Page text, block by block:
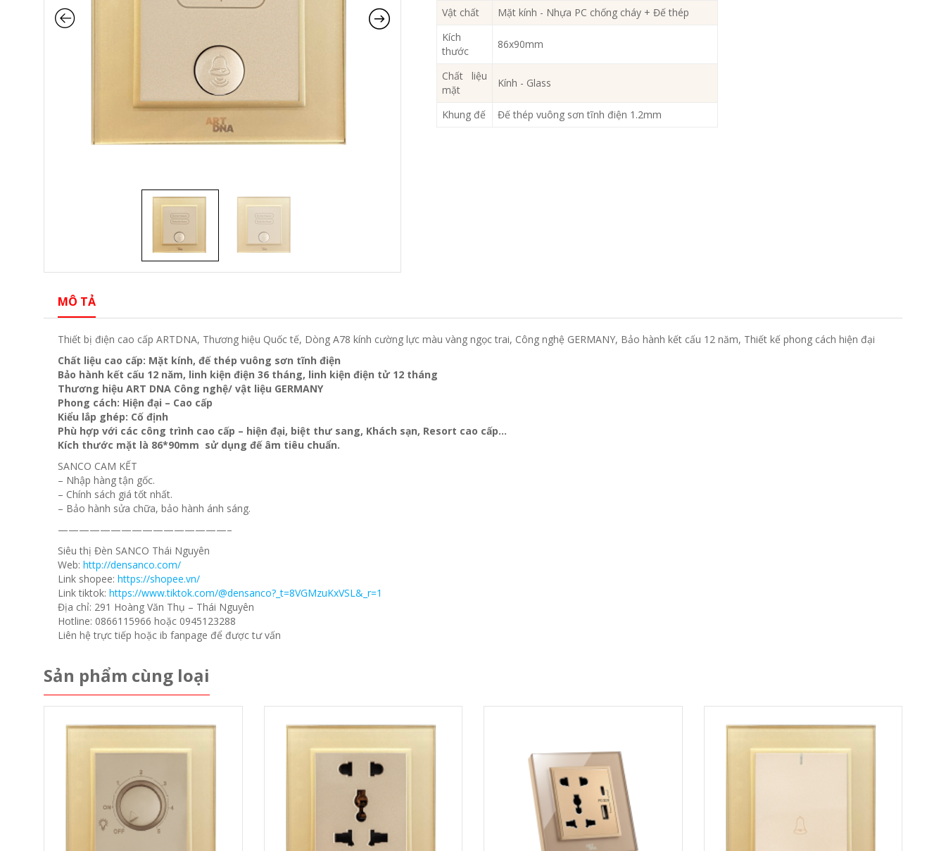
Vật chất
Mặt kính - Nhựa PC chống cháy + Đế thép
Kích
thước
86x90mm
Chất liệu
mặt
Kính - Glass
Khung đế Đế thép vuông sơn tĩnh điện 1.2mm
MÔ TẢ
Thiết bị điện cao cấp ARTDNA, Thương hiệu Quốc tế, Dòng A78 kính cường lực màu vàng ngọc trai, Công nghệ GERMANY, Bảo hành kết cấu 12 năm, Thiết kế phong cách hiện đại
Chất liệu cao cấp: Mặt kính, đế thép vuông sơn tĩnh điện
Bảo hành kết cấu 12 năm, linh kiện điện 36 tháng, linh kiện điện tử 12 tháng
Thương hiệu ART DNA Công nghệ/ vật liệu GERMANY
Phong cách: Hiện đại – Cao cấp
Kiểu lắp ghép: Cố định
Phù hợp với các công trình cao cấp – hiện đại, biệt thư sang, Khách sạn, Resort cao cấp…
Kích thước mặt là 86*90mm sử dụng đế âm tiêu chuẩn.
SANCO CAM KẾT
– Nhập hàng tận gốc.
– Chính sách giá tốt nhất.
– Bảo hành sửa chữa, bảo hành ánh sáng.
————————————————–
Siêu thị Đèn SANCO Thái Nguyên
Web: http://densanco.com/
Link shopee: https://shopee.vn/
Link tiktok: https://www.tiktok.com/@densanco?_t=8VGMzuKxVSL&_r=1
Địa chỉ: 291 Hoàng Văn Thụ – Thái Nguyên
Hotline: 0866115966 hoặc 0945123288
Liên hệ trực tiếp hoặc ib fanpage để được tư vấn
Sản phẩm cùng loại